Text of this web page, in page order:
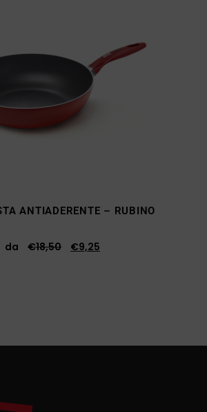
ANTIADERENTE – RUBINO
da €18,50 €9,25